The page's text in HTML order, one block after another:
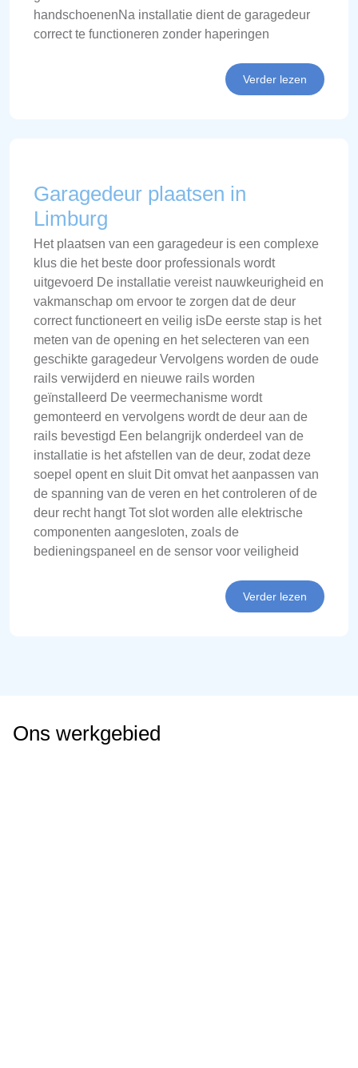
handschoenenNa installatie dient de garagedeur
correct te functioneren zonder haperingen
Verder lezen
Garagedeur plaatsen in
Limburg
Het plaatsen van een garagedeur is een complexe
klus die het beste door professionals wordt
uitgevoerd De installatie vereist nauwkeurigheid en
vakmanschap om ervoor te zorgen dat de deur
correct functioneert en veilig isDe eerste stap is het
meten van de opening en het selecteren van een
geschikte garagedeur Vervolgens worden de oude
rails verwijderd en nieuwe rails worden
geïnstalleerd De veermechanisme wordt
gemonteerd en vervolgens wordt de deur aan de
rails bevestigd Een belangrijk onderdeel van de
installatie is het afstellen van de deur, zodat deze
soepel opent en sluit Dit omvat het aanpassen van
de spanning van de veren en het controleren of de
deur recht hangt Tot slot worden alle elektrische
componenten aangesloten, zoals de
bedieningspaneel en de sensor voor veiligheid
Verder lezen
Ons werkgebied